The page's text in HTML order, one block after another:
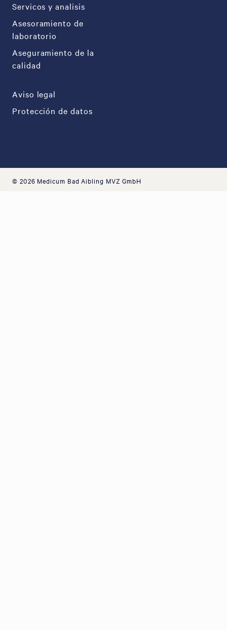
Servicos y analisis
Asesoramiento de
laboratorio
Aseguramiento de la
calidad
Aviso legal
Protección de datos
© 2026 Medicum Bad Aibling MVZ GmbH